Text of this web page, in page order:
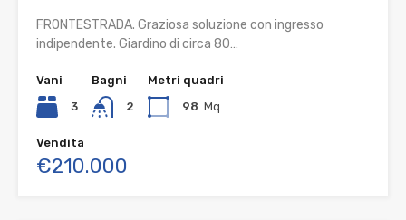
FRONTESTRADA. Graziosa soluzione con ingresso
indipendente. Giardino di circa 80…
Vani
3
Bagni
2
Metri quadri
98 Mq
Vendita
€210.000